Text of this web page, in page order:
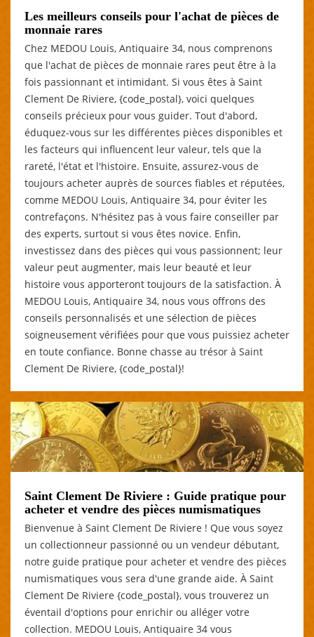
Les meilleurs conseils pour l'achat de pièces de
monnaie rares
Chez MEDOU Louis, Antiquaire 34, nous comprenons
que l'achat de pièces de monnaie rares peut être à la
fois passionnant et intimidant. Si vous êtes à Saint
Clement De Riviere, {code_postal}, voici quelques
conseils précieux pour vous guider. Tout d'abord,
éduquez-vous sur les différentes pièces disponibles et
les facteurs qui influencent leur valeur, tels que la
rareté, l'état et l'histoire. Ensuite, assurez-vous de
toujours acheter auprès de sources fiables et réputées,
comme MEDOU Louis, Antiquaire 34, pour éviter les
contrefaçons. N'hésitez pas à vous faire conseiller par
des experts, surtout si vous êtes novice. Enfin,
investissez dans des pièces qui vous passionnent; leur
valeur peut augmenter, mais leur beauté et leur
histoire vous apporteront toujours de la satisfaction. À
MEDOU Louis, Antiquaire 34, nous vous offrons des
conseils personnalisés et une sélection de pièces
soigneusement vérifiées pour que vous puissiez acheter
en toute confiance. Bonne chasse au trésor à Saint
Clement De Riviere, {code_postal}!
Saint Clement De Riviere : Guide pratique pour
acheter et vendre des pièces numismatiques
Bienvenue à Saint Clement De Riviere ! Que vous soyez
un collectionneur passionné ou un vendeur débutant,
notre guide pratique pour acheter et vendre des pièces
numismatiques vous sera d'une grande aide. À Saint
Clement De Riviere {code_postal}, vous trouverez un
éventail d'options pour enrichir ou alléger votre
collection. MEDOU Louis, Antiquaire 34 vous